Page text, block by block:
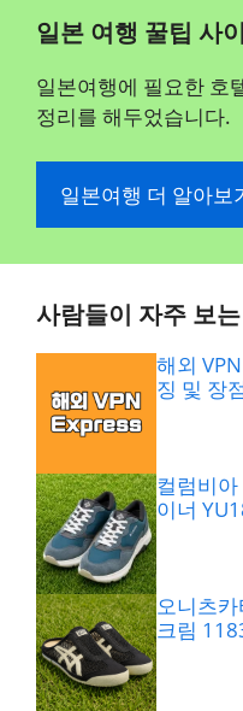
일본 여행 꿀팁 사
일본여행에 필요한
정리를 해두었습니다.
일본여행 더 알아보
사람들이 자주 보
해외
징 및 장
컬럼비
이너
오니츠
크림